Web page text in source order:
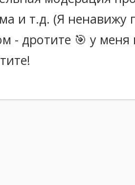
и т.д. (Я ненавижу
- дротите 🎯 у